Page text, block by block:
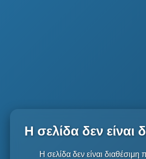
Η σελίδα δεν είναι
Η σελίδα δεν είναι